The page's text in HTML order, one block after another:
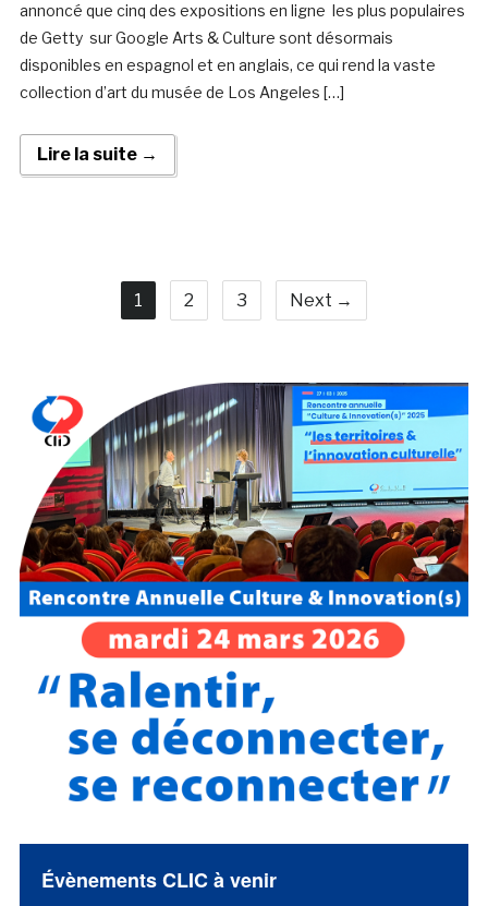
annoncé que cinq des expositions en ligne les plus populaires
de Getty sur Google Arts & Culture sont désormais
disponibles en espagnol et en anglais, ce qui rend la vaste
collection d’art du musée de Los Angeles […]
Lire la suite →
1 2 3 Next →
Évènements CLIC à venir